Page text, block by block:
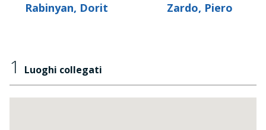
Rabinyan, Dorit Zardo, Piero
1 Luoghi collegati